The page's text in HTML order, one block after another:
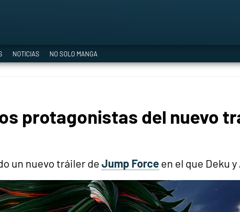
oficial
tradición
NOTICIAS NO SOLO MANGA
protagonistas del nuevo
un nuevo tráiler deJump Forceen el que Deku